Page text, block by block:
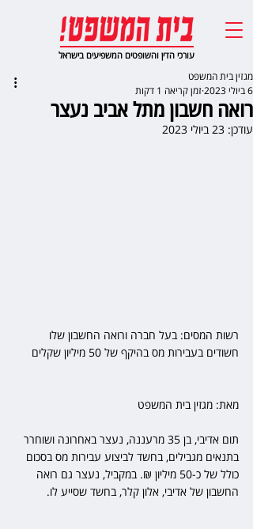
עורכי הדין והשופטים המשפיעים בישראל
רואה חשבון מתל אביב נעצר
מגזין בית המשפט
6 ביולי 2023
זמן קריאה 1 דקות
עודכן: 23 ביולי 2023
רשות המסים: בעל חברה ורואה החשבון שלו
חשודים בעבירות מס בהיקף של 50 מיליון שקלים
מאת: מגזין בית המשפט
תום אדיבי, בן 35 מרעננה, נעצר באחרונה ושוחרר
בתנאים מגבילים, בחשד לביצוע עבירות מס בסכום
כולל של כ-50 מיליון ₪. במקביל, נעצר גם רואה
החשבון של אדיבי, אלון קלר, בחשד שסייע לו.